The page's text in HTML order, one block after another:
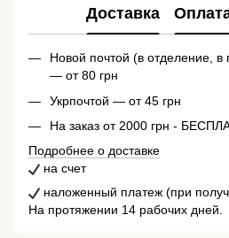
Доставка
Новой почтой (в отделение, в
— от 80 грн
Укрпочтой — от 45 грн
На заказ от 2000 грн -
Подробнее о доставке
на счет
наложенный платеж (при
На протяжении 14 рабочих дней.